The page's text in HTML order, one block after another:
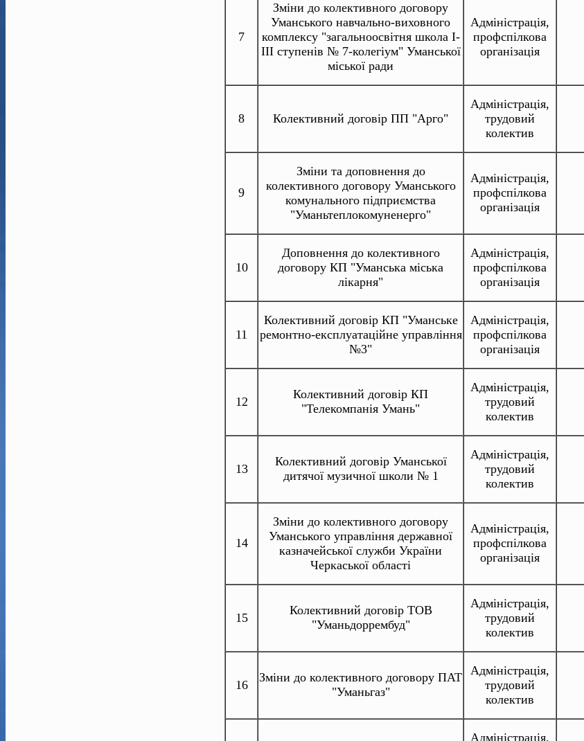
7
Зміни до колективного договору
Уманського навчально-виховного
комплексу "загальноосвітня школа І-
ІІІ ступенів № 7-колегіум" Уманської
міської ради
Адміністрація,
профспілкова
організація
8 Колективний договір ПП "Арго"
Адміністрація,
трудовий
колектив
9
Зміни та доповнення до
колективного договору Уманського
комунального підприємства
"Уманьтеплокомуненерго"
Адміністрація,
профспілкова
організація
10
Доповнення до колективного
договору КП "Уманська міська
лікарня"
Адміністрація,
профспілкова
організація
11
Колективний договір КП "Уманське
ремонтно-експлуатаційне управління
№3"
Адміністрація,
профспілкова
організація
12
Колективний договір КП
"Телекомпанія Умань"
Адміністрація,
трудовий
колектив
13
Колективний договір Уманської
дитячої музичної школи № 1
Адміністрація,
трудовий
колектив
14
Зміни до колективного договору
Уманського управління державної
казначейської служби України
Черкаської області
Адміністрація,
профспілкова
організація
15
Колективний договір ТОВ
"Уманьдоррембуд"
Адміністрація,
трудовий
колектив
16
Зміни до колективного договору ПАТ
"Уманьгаз"
Адміністрація,
трудовий
колектив
Адміністрація,